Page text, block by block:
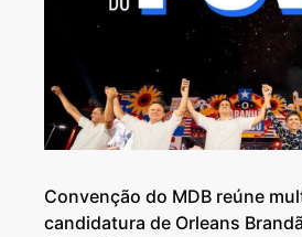
Convenção do MDB reúne
candidatura de Orleans